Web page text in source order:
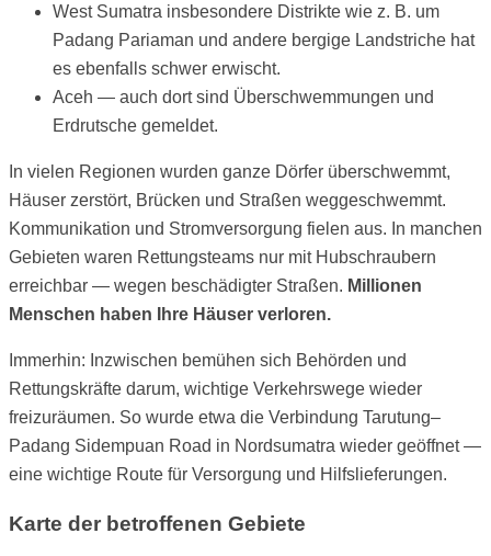
West Sumatra insbesondere Distrikte wie z. B. um
Padang Pariaman und andere bergige Landstriche hat
es ebenfalls schwer erwischt.
Aceh — auch dort sind Überschwemmungen und
Erdrutsche gemeldet.
In vielen Regionen wurden ganze Dörfer überschwemmt,
Häuser zerstört, Brücken und Straßen weggeschwemmt.
Kommunikation und Stromversorgung fielen aus. In manchen
Gebieten waren Rettungsteams nur mit Hubschraubern
erreichbar — wegen beschädigter Straßen. Millionen
Menschen haben Ihre Häuser verloren.
Immerhin: Inzwischen bemühen sich Behörden und
Rettungskräfte darum, wichtige Verkehrswege wieder
freizuräumen. So wurde etwa die Verbindung Tarutung–
Padang Sidempuan Road in Nordsumatra wieder geöffnet —
eine wichtige Route für Versorgung und Hilfslieferungen.
Karte der betroffenen Gebiete